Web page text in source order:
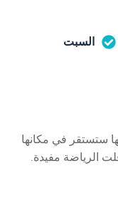
السبت
ستستقر في مكانها
الرياضة مفيدة.